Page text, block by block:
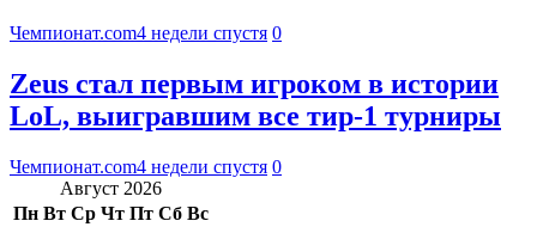
Чемпионат.com4 недели спустя 0
Zeus стал первым игроком в истории
LoL, выигравшим все тир-1 турниры
Чемпионат.com4 недели спустя 0
Август 2026
Пн Вт Ср Чт Пт Сб Вс